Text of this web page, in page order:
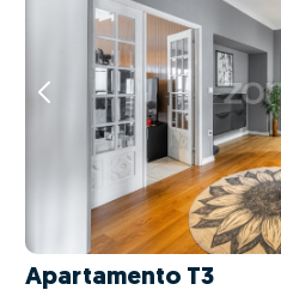
Apartamento T3